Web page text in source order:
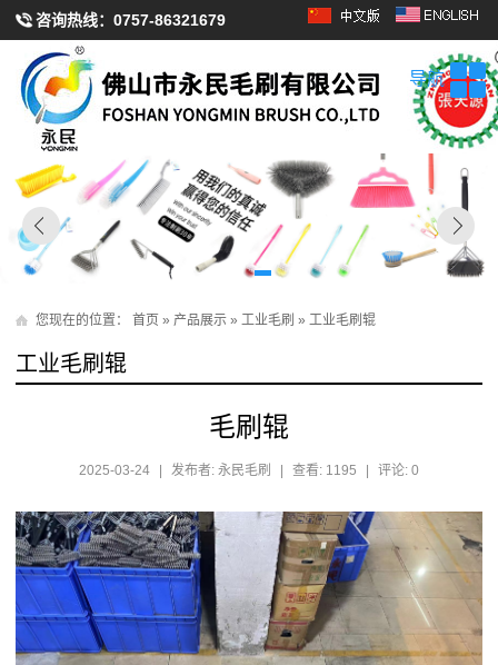
咨询热线： 0757-86321679
导航
您现在的位置： 首页 » 产品展示 » 工业毛刷 » 工业毛刷辊
工业毛刷辊
毛刷辊
2025-03-24 | 发布者: 永民毛刷 | 查看: 1195 | 评论: 0